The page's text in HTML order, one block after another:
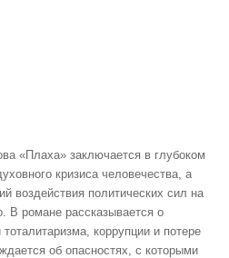
«Плаха» заключается в глубоком
кризиса человечества, а
воздействия политических сил на
В романе рассказывается о
коррупции и потере
об опасностях, с которыми